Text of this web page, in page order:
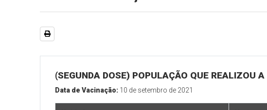
(SEGUNDA DOSE) POPULAÇÃO QUE REALIZOU
Data de Vacinação: 10 de setembro de 2021